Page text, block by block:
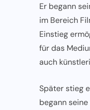
Er begann
im Bereich
Einstieg
für das
auch
Später stieg
begann